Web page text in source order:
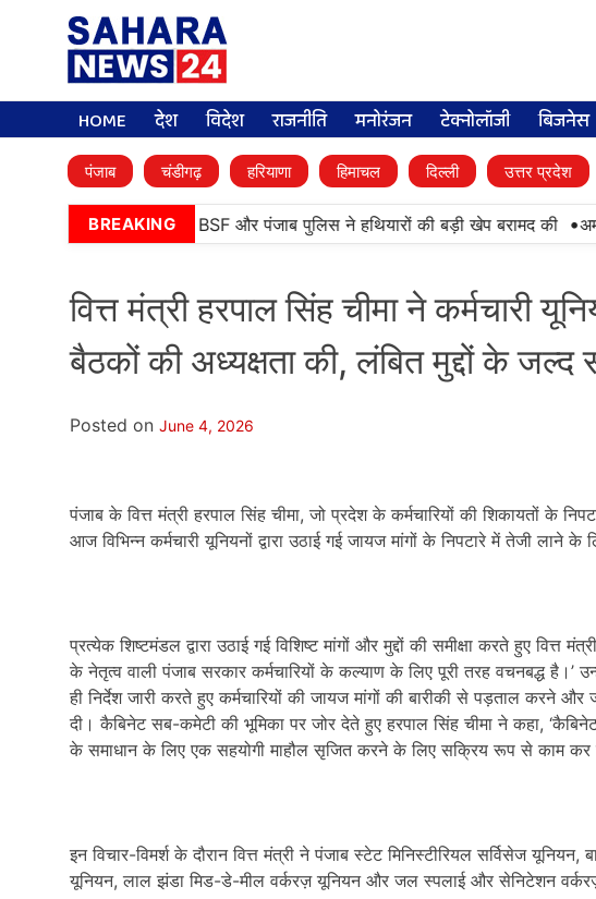
HOME देश विदेश राजनीति मनोरंजन टेक्नोलॉजी बिजनेस
पंजाब चंडीगढ़ हरियाणा हिमाचल दिल्ली उत्तर प्रदेश
BREAKING
तरनतारन में बड़ी कामयाबी, BSF और पंजाब पुलिस ने हथियारों की बड़ी खेप बरामद की •
वित्त मंत्री हरपाल सिंह चीमा ने कर्मचारी
बैठकों की अध्यक्षता की, लंबित मुद्दों के जल्द
Posted on June 4, 2026
पंजाब के वित्त मंत्री हरपाल सिंह चीमा, जो प्रदेश के कर्मचारियों की शिकायतों के
आज विभिन्न कर्मचारी यूनियनों द्वारा उठाई गई जायज मांगों के निपटारे में तेजी लाने
प्रत्येक शिष्टमंडल द्वारा उठाई गई विशिष्ट मांगों और मुद्दों की समीक्षा करते हुए वित्त
के नेतृत्व वाली पंजाब सरकार कर्मचारियों के कल्याण के लिए पूरी तरह वचनबद्ध है।’
ही निर्देश जारी करते हुए कर्मचारियों की जायज मांगों की बारीकी से पड़ताल करने
दी। कैबिनेट सब-कमेटी की भूमिका पर जोर देते हुए हरपाल सिंह चीमा ने कहा,
के समाधान के लिए एक सहयोगी माहौल सृजित करने के लिए सक्रिय रूप से काम कर
इन विचार-विमर्श के दौरान वित्त मंत्री ने पंजाब स्टेट मिनिस्टीरियल सर्विसेज
यूनियन, लाल झंडा मिड-डे-मील वर्करज़ यूनियन और जल स्पलाई और सेनिटेशन